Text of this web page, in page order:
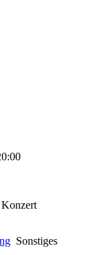
Konzert
Sonstiges